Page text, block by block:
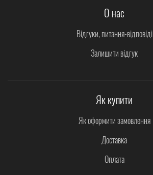
О нас
Відгуки, питання-відповіді
Залишити відгук
Як купити
Як оформити замовлення
Доставка
Оплата